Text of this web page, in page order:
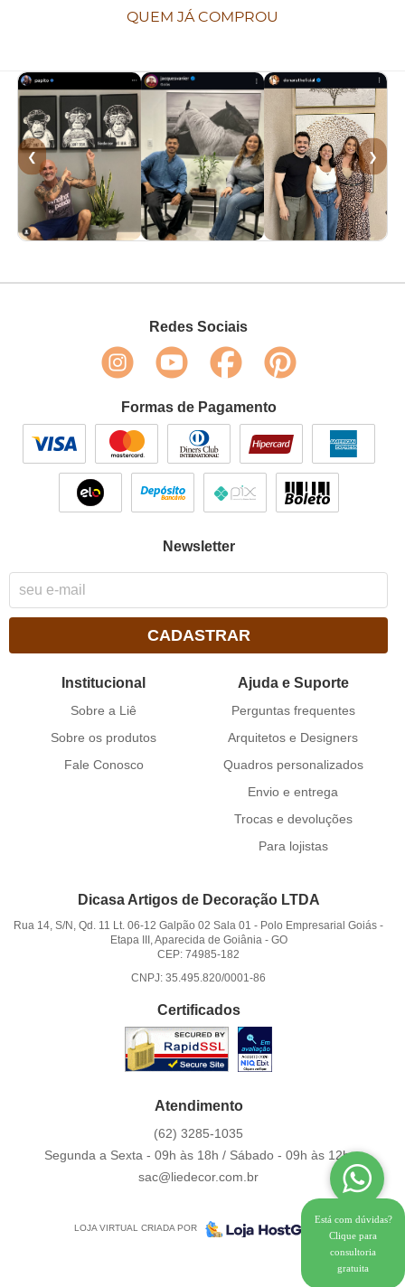
QUEM JÁ COMPROU
❮ ❯
Redes Sociais
Formas de Pagamento
Newsletter
CADASTRAR
Institucional
Sobre a Liê
Sobre os produtos
Fale Conosco
Ajuda e Suporte
Perguntas frequentes
Arquitetos e Designers
Quadros personalizados
Envio e entrega
Trocas e devoluções
Para lojistas
Dicasa Artigos de Decoração LTDA
Rua 14, S/N, Qd. 11 Lt. 06-12 Galpão 02 Sala 01 - Polo Empresarial Goiás -
Etapa III, Aparecida de Goiânia - GO
CEP: 74985-182
CNPJ: 35.495.820/0001-86
Certificados
Atendimento
(62) 3285-1035
Segunda a Sexta - 09h às 18h / Sábado - 09h às 12h.
sac@liedecor.com.br
LOJA VIRTUAL CRIADA POR
Está com dúvidas?
Clique para
consultoria
gratuita